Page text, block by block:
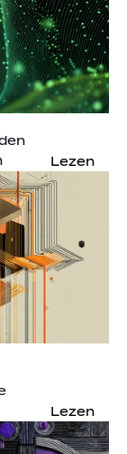
Lezen
Lezen